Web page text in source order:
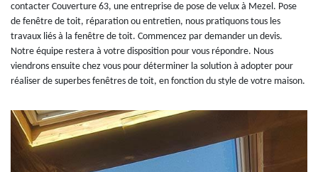
contacter Couverture 63, une entreprise de pose de velux à Mezel. Pose
de fenêtre de toit, réparation ou entretien, nous pratiquons tous les
travaux liés à la fenêtre de toit. Commencez par demander un devis.
Notre équipe restera à votre disposition pour vous répondre. Nous
viendrons ensuite chez vous pour déterminer la solution à adopter pour
réaliser de superbes fenêtres de toit, en fonction du style de votre maison.